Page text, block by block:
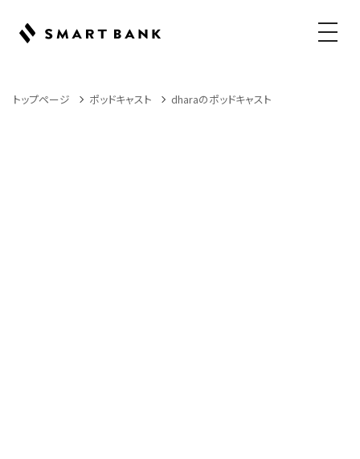
メニュ
トップページ ポッドキャスト dharaのポッドキャスト